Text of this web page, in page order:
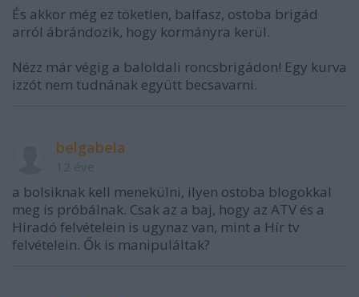
És akkor még ez töketlen, balfasz, ostoba brigád
arról ábrándozik, hogy kormányra kerül.
Nézz már végig a baloldali roncsbrigádon! Egy kurva
izzót nem tudnának együtt becsavarni.
belgabela
a bolsiknak kell menekülni, ilyen ostoba blogokkal
meg is próbálnak. Csak az a baj, hogy az ATV és a
Híradó felvételein is ugynaz van, mint a Hír tv
felvételein. Ők is manipuláltak?